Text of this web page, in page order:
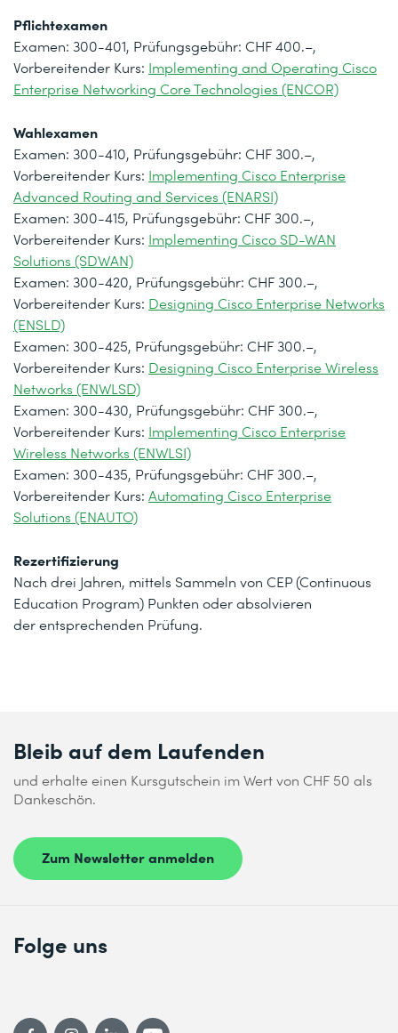
Pflichtexamen
Examen: 300-401, Prüfungsgebühr: CHF 400.–,
Vorbereitender Kurs: Implementing and Operating Cisco
Enterprise Networking Core Technologies (ENCOR)
Wahlexamen
Examen: 300-410, Prüfungsgebühr: CHF 300.–,
Vorbereitender Kurs: Implementing Cisco Enterprise
Advanced Routing and Services (ENARSI)
Examen: 300-415, Prüfungsgebühr: CHF 300.–,
Vorbereitender Kurs: Implementing Cisco SD-WAN
Solutions (SDWAN)
Examen: 300-420, Prüfungsgebühr: CHF 300.–,
Vorbereitender Kurs: Designing Cisco Enterprise Networks
(ENSLD)
Examen: 300-425, Prüfungsgebühr: CHF 300.–,
Vorbereitender Kurs: Designing Cisco Enterprise Wireless
Networks (ENWLSD)
Examen: 300-430, Prüfungsgebühr: CHF 300.–,
Vorbereitender Kurs: Implementing Cisco Enterprise
Wireless Networks (ENWLSI)
Examen: 300-435, Prüfungsgebühr: CHF 300.–,
Vorbereitender Kurs: Automating Cisco Enterprise
Solutions (ENAUTO)
Rezertifizierung
Nach drei Jahren, mittels Sammeln von CEP (Continuous
Education Program) Punkten oder absolvieren
der entsprechenden Prüfung.
Bleib auf dem Laufenden
und erhalte einen Kursgutschein im Wert von CHF 50 als
Dankeschön.
Zum Newsletter anmelden
Folge uns